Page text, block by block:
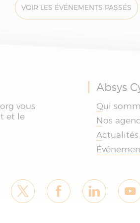
VOIR LES ÉVÉNEMENTS PASSÉS
vous
et le
Absys
Qui
Nos
Actualités